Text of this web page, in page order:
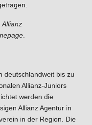
Allianz
deutschlandweit bis zu
Allianz-Juniors
werden die
Allianz Agentur in
in der Region. Die